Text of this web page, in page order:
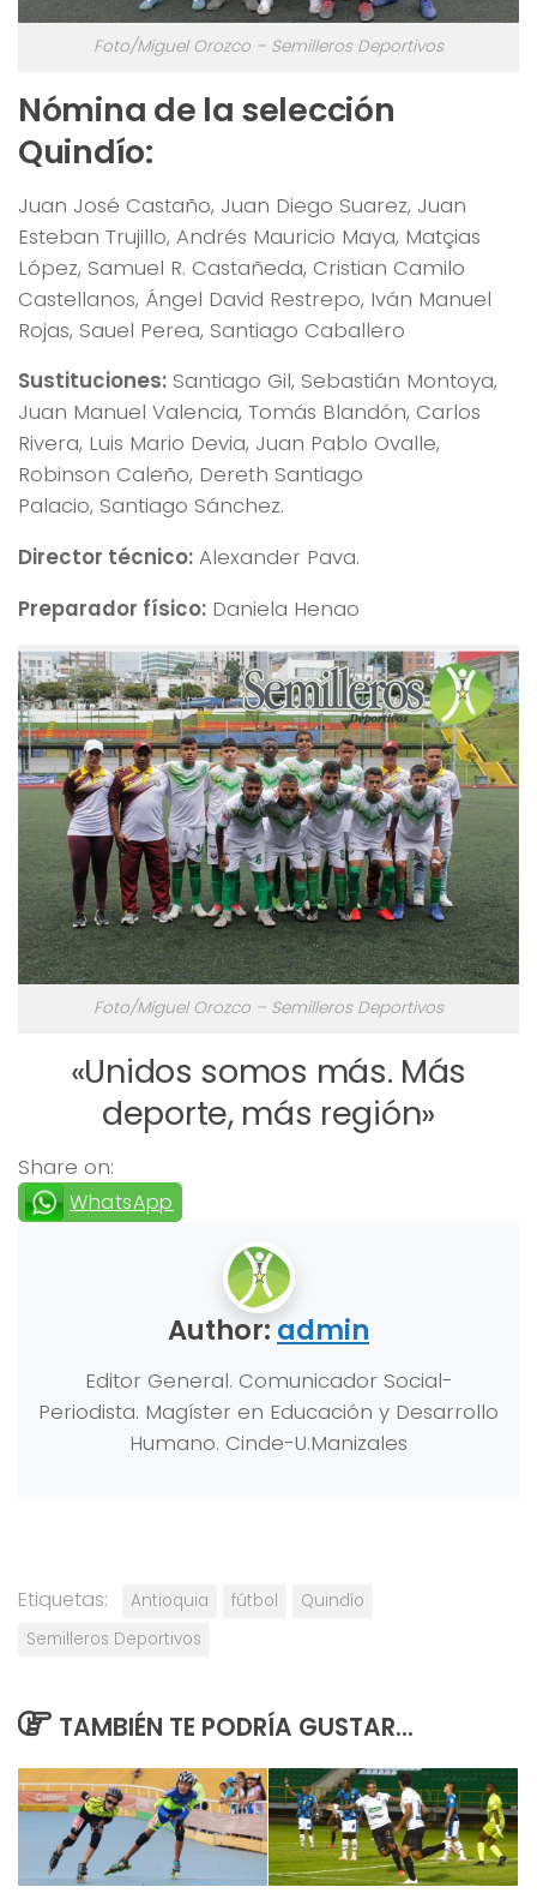
Foto/Miguel Orozco – Semilleros Deportivos
Nómina de la selección
Quindío:
Juan José Castaño, Juan Diego Suarez, Juan
Esteban Trujillo, Andrés Mauricio Maya, Matçias
López, Samuel R. Castañeda, Cristian Camilo
Castellanos, Ángel David Restrepo, Iván Manuel
Rojas, Sauel Perea, Santiago Caballero
Sustituciones: Santiago Gil, Sebastián Montoya,
Juan Manuel Valencia, Tomás Blandón, Carlos
Rivera, Luis Mario Devia, Juan Pablo Ovalle,
Robinson Caleño, Dereth Santiago
Palacio, Santiago Sánchez.
Director técnico: Alexander Pava.
Preparador físico: Daniela Henao
Foto/Miguel Orozco – Semilleros Deportivos
«Unidos somos más. Más
deporte, más región»
Share on:
WhatsApp
Author: admin
Editor General. Comunicador Social-
Periodista. Magíster en Educación y Desarrollo
Humano. Cinde-U.Manizales
Etiquetas: Antioquia fútbol
Quindío
Semilleros Deportivos
TAMBIÉN TE PODRÍA GUSTAR...